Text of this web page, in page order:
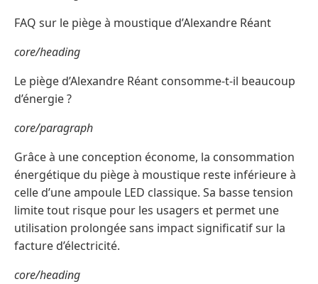
FAQ sur le piège à moustique d’Alexandre Réant
core/heading
Le piège d’Alexandre Réant consomme-t-il beaucoup
d’énergie ?
core/paragraph
Grâce à une conception économe, la consommation
énergétique du piège à moustique reste inférieure à
celle d’une ampoule LED classique. Sa basse tension
limite tout risque pour les usagers et permet une
utilisation prolongée sans impact significatif sur la
facture d’électricité.
core/heading